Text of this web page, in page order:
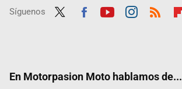
Síguenos
En Motorpasion Moto hablamos de...